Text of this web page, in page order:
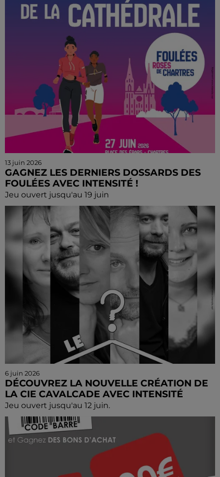
13 juin 2026
GAGNEZ LES DERNIERS DOSSARDS DES
FOULÉES AVEC INTENSITÉ !
Jeu ouvert jusqu'au 19 juin
6 juin 2026
DÉCOUVREZ LA NOUVELLE CRÉATION DE
LA CIE CAVALCADE AVEC INTENSITÉ
Jeu ouvert jusqu'au 12 juin.